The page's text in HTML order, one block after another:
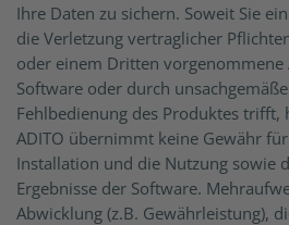
Ihre Daten zu sichern. Soweit Sie
die Verletzung vertraglicher
oder einem Dritten vorgenommene
Software oder durch
Fehlbedienung des Produktes trifft,
ADITO übernimmt keine Gewähr
Installation und die Nutzung sowie
Ergebnisse der Software.
Abwicklung (z.B. Gewährleistung),